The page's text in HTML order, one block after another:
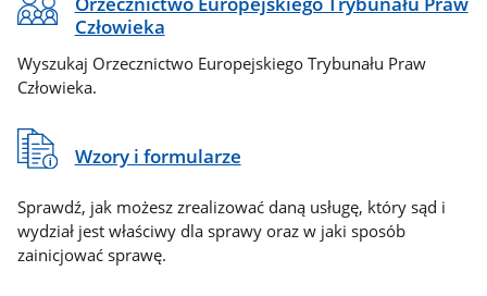
Człowieka
Wyszukaj Orzecznictwo Europejskiego Trybunału Praw
Człowieka.
Wzory i formularze
Sprawdź, jak możesz zrealizować daną usługę, który sąd i
wydział jest właściwy dla sprawy oraz w jaki sposób
zainicjować sprawę.